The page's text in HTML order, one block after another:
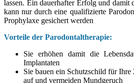
lassen. Ein dauerhafter Erfolg und damit
kann nur durch eine qualifizierte
Prophylaxe gesichert werden
Vorteile der Parodontaltherapie:
Sie erhöhen damit die
Implantaten
Sie bauen ein Schutzschild für
auf und vermeiden Mundgeruch